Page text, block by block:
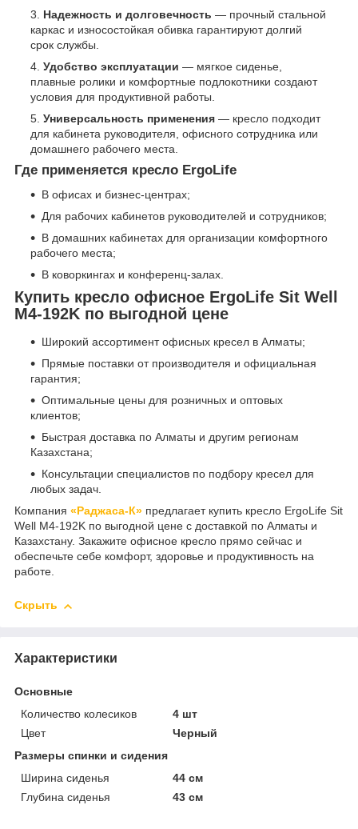
Надежность и долговечность — прочный стальной
каркас и износостойкая обивка гарантируют долгий
срок службы.
Удобство эксплуатации — мягкое сиденье,
плавные ролики и комфортные подлокотники создают
условия для продуктивной работы.
Универсальность применения — кресло подходит
для кабинета руководителя, офисного сотрудника или
домашнего рабочего места.
Где применяется кресло ErgoLife
В офисах и бизнес-центрах;
Для рабочих кабинетов руководителей и сотрудников;
В домашних кабинетах для организации комфортного
рабочего места;
В коворкингах и конференц-залах.
Купить кресло офисное ErgoLife Sit Well
M4-192K по выгодной цене
Широкий ассортимент офисных кресел в Алматы;
Прямые поставки от производителя и официальная
гарантия;
Оптимальные цены для розничных и оптовых
клиентов;
Быстрая доставка по Алматы и другим регионам
Казахстана;
Консультации специалистов по подбору кресел для
любых задач.
Компания «Раджаса-К» предлагает купить кресло ErgoLife Sit
Well M4-192K по выгодной цене с доставкой по Алматы и
Казахстану. Закажите офисное кресло прямо сейчас и
обеспечьте себе комфорт, здоровье и продуктивность на
работе.
Скрыть
Характеристики
Основные
Количество колесиков
4 шт
Цвет
Черный
Размеры спинки и сидения
Ширина сиденья
44 см
Глубина сиденья
43 см